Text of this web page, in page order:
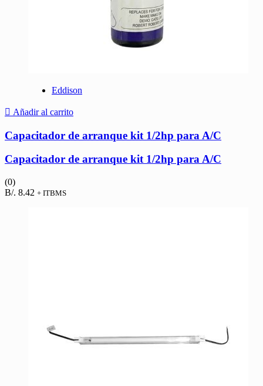
Eddison
Añadir al carrito
Capacitador de arranque kit 1/2hp para A/C
Capacitador de arranque kit 1/2hp para A/C
(0)
B/. 8.42 + ITBMS